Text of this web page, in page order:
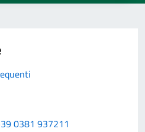
0381 937211